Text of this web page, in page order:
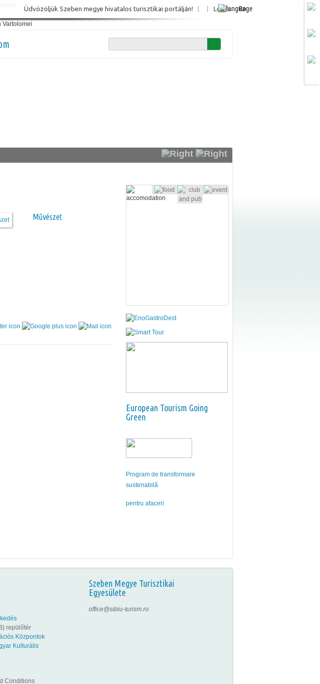
Login Ro
Üdvözöljük Szeben megye hivatalos turisztikai portálján!
Művészet
European Tourism Going
Green
Program de transformare
sustenabilă
pentru afaceri
Szeben Megye Turisztikai
Egyesülete
repülőtér
Központok
Kulturális
office@sibiu-turism.ro
Conditions